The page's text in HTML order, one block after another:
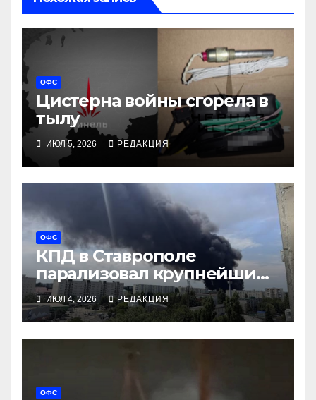
ОФС
Цистерна войны сгорела в
тылу
ИЮЛ 5, 2026 РЕДАКЦИЯ
ОФС
КПД в Ставрополе
парализовал крупнейший
технопарк военной
логистики
ИЮЛ 4, 2026 РЕДАКЦИЯ
ОФС